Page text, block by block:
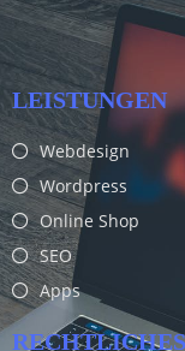
LEISTUNGEN
Webdesign
Wordpress
Online Shop
SEO
Apps
RECHTLICHES